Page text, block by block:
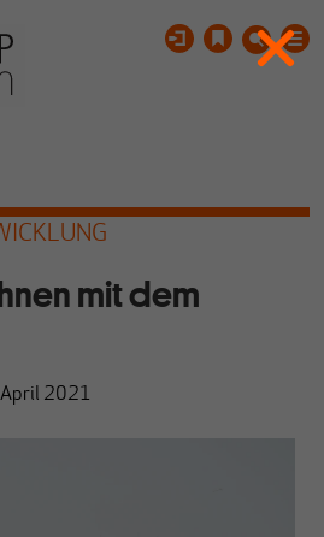
mit dem
2021